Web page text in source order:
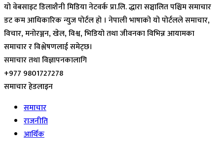
यो वेबसाइट डिलाशैनी मिडिया नेटवर्क प्रा.लि. द्धारा सञ्चालित पश्चिम समाचार
डट कम आधिकारिक न्युज पोर्टल हो । नेपाली भाषाको यो पोर्टलले समाचार,
विचार, मनोरञ्जन, खेल, विश्व, भिडियो तथा जीवनका विभिन्न आयामका
समाचार र विश्लेषणलाई समेट्छ।
समाचार तथा विज्ञापनकालागि
+977 9801727278
समाचार हेडलाइन
समाचार
राजनीति
आर्थिक